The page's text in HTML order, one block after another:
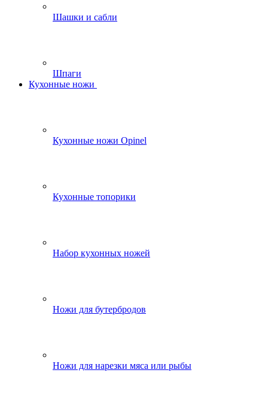
Шашки и сабли
Шпаги
Кухонные ножи
Кухонные ножи Opinel
Кухонные топорики
Набор кухонных ножей
Ножи для бутербродов
Ножи для нарезки мяса или рыбы